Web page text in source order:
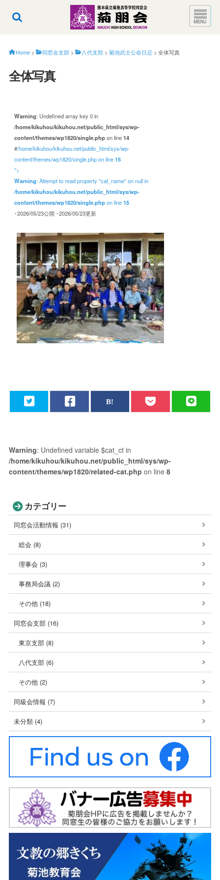
Home > 同窓会支部 > 八代支部 >菊池武士公命日忌 >全体写真
全体写真
Warning: Undefined array key 0 in
/home/kikuhou/kikuhou.net/public_html/sys/wp-
content/themes/wp1820/single.phpon line14
#/home/kikuhou/kikuhou.net/public_html/sys/wp-
content/themes/wp1820/single.php on line15
">
Warning: Attempt to read property "cat_name" on null in
/home/kikuhou/kikuhou.net/public_html/sys/wp-
content/themes/wp1820/single.phpon line15
･2026/05/23公開 ･2026/05/23更新
Warning: Undefined variable $cat_ct in
/home/kikuhou/kikuhou.net/public_html/sys/wp-
content/themes/wp1820/related-cat.php on line 8
カテゴリー
同窓会活動情報 (31)
総会 (8)
理事会 (3)
事務局会議 (2)
その他 (18)
同窓会支部 (16)
東京支部 (8)
八代支部 (6)
その他 (2)
同級会情報 (7)
未分類 (4)